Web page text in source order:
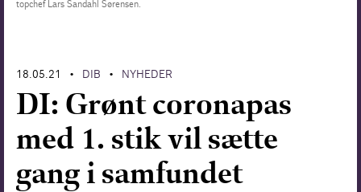
topchef Lars Sandahl Sørensen.
18.05.21 • DIB • NYHEDER
DI: Grønt coronapas
med 1. stik vil sætte
gang i samfundet